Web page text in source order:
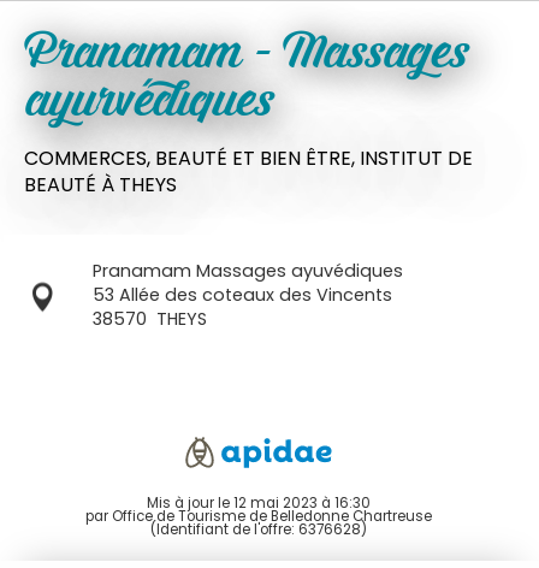
Pranamam - Massages
ayurvédiques
COMMERCES, BEAUTÉ ET BIEN ÊTRE, INSTITUT DE
BEAUTÉ À THEYS
Pranamam Massages ayuvédiques
53 Allée des coteaux des Vincents
38570 THEYS
Mis à jour le 12 mai 2023 à 16:30
par Office de Tourisme de Belledonne Chartreuse
(Identifiant de l'offre: 6376628)